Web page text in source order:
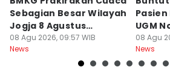
Sebagian Besar Wilayah
Jogja 8 Agustus
Berawan
08 Agu 2026, 09:57 WIB
News
Pasien
UGM
Dokter
08 Agu
News